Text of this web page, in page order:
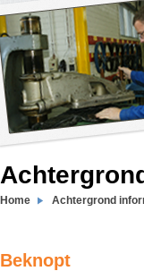
Home Achtergrond
Beknopt